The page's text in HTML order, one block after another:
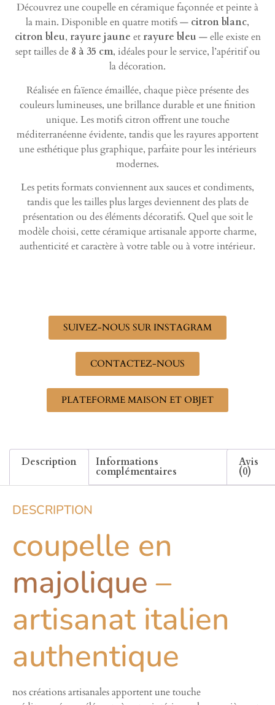
Découvrez une coupelle en céramique façonnée et peinte à
la main. Disponible en quatre motifs — citron blanc,
citron bleu, rayure jaune et rayure bleu — elle existe en
sept tailles de 8 à 35 cm, idéales pour le service, l’apéritif ou
la décoration.
Réalisée en faïence émaillée, chaque pièce présente des
couleurs lumineuses, une brillance durable et une finition
unique. Les motifs citron offrent une touche
méditerranéenne évidente, tandis que les rayures apportent
une esthétique plus graphique, parfaite pour les intérieurs
modernes.
Les petits formats conviennent aux sauces et condiments,
tandis que les tailles plus larges deviennent des plats de
présentation ou des éléments décoratifs. Quel que soit le
modèle choisi, cette céramique artisanale apporte charme,
authenticité et caractère à votre table ou à votre intérieur.
SUIVEZ-NOUS SUR INSTAGRAM
CONTACTEZ-NOUS
PLATEFORME MAISON ET OBJET
Description Informations
complémentaires
Avis
(0)
DESCRIPTION
coupelle en
majolique –
artisanat italien
authentique
nos créations artisanales apportent une touche